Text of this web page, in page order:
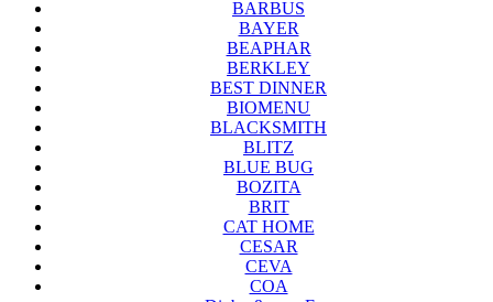
BARBUS
BAYER
BEAPHAR
BERKLEY
BEST DINNER
BIOMENU
BLACKSMITH
BLITZ
BLUE BUG
BOZITA
BRIT
CAT HOME
CESAR
CEVA
COA